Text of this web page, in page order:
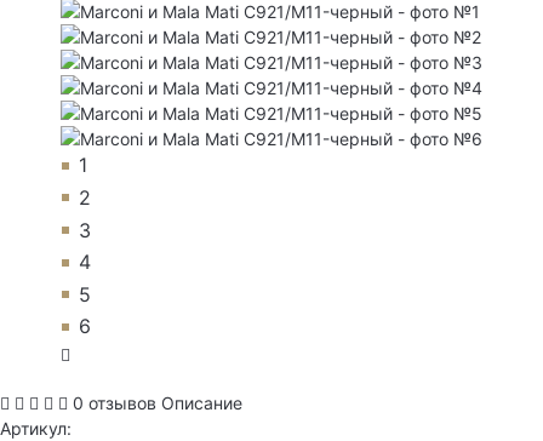
1
2
3
4
5
6
0 отзывов Описание
Артикул: